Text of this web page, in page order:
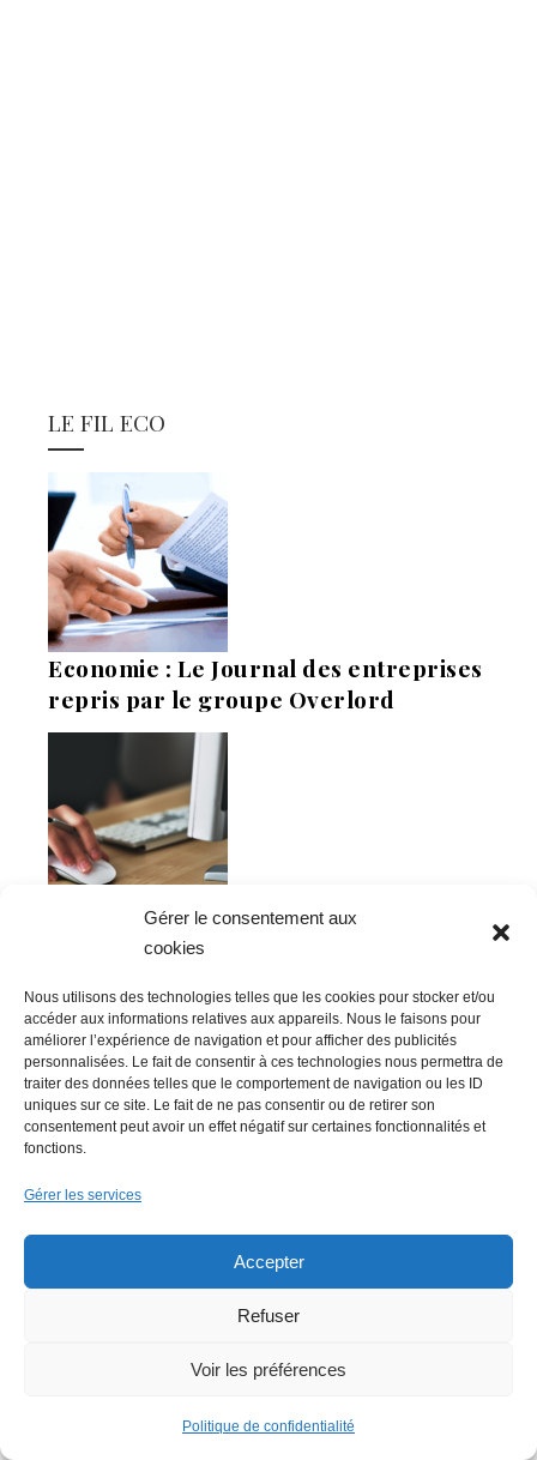
Gérer le consentement aux
cookies
Nous utilisons des technologies telles que les cookies pour stocker et/ou
accéder aux informations relatives aux appareils. Nous le faisons pour
améliorer l’expérience de navigation et pour afficher des publicités
personnalisées. Le fait de consentir à ces technologies nous permettra de
traiter des données telles que le comportement de navigation ou les ID
uniques sur ce site. Le fait de ne pas consentir ou de retirer son
consentement peut avoir un effet négatif sur certaines fonctionnalités et
fonctions.
Gérer les services
Accepter
Refuser
Voir les préférences
Politique de confidentialité
LE FIL ECO
Economie : Le Journal des entreprises
repris par le groupe Overlord
Emploi : une journée de recrutement
digne d’un film
Economie : Wash.ME poursuit son